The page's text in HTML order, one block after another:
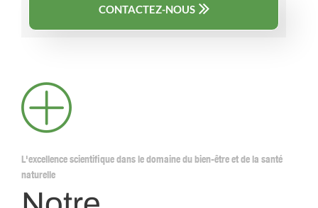
CONTACTEZ-NOUS
L'excellence scientifique dans le domaine du bien-être et de la santé
naturelle